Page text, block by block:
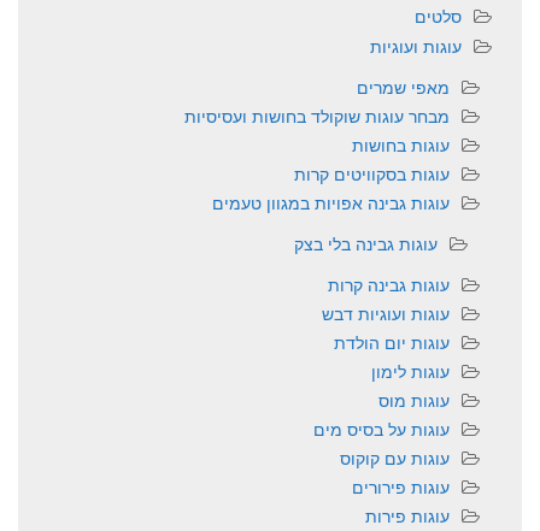
סלטים
עוגות ועוגיות
מאפי שמרים
מבחר עוגות שוקולד בחושות ועסיסיות
עוגות בחושות
עוגות בסקוויטים קרות
עוגות גבינה אפויות במגוון טעמים
עוגות גבינה בלי בצק
עוגות גבינה קרות
עוגות ועוגיות דבש
עוגות יום הולדת
עוגות לימון
עוגות מוס
עוגות על בסיס מים
עוגות עם קוקוס
עוגות פירורים
עוגות פירות